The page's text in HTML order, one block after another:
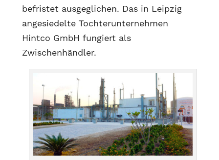
befristet ausgeglichen. Das in Leipzig
angesiedelte Tochterunternehmen
Hintco GmbH fungiert als
Zwischenhändler.